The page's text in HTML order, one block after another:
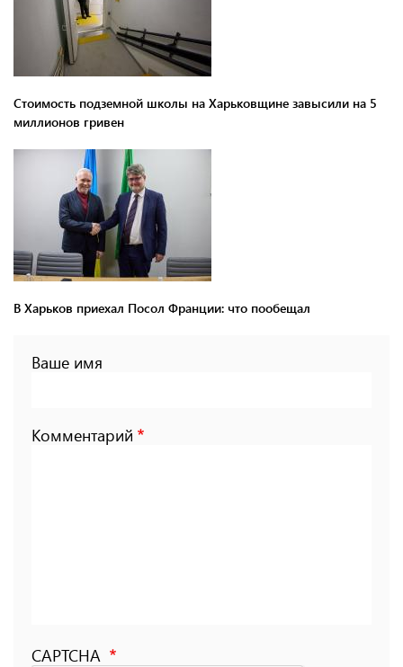
Стоимость подземной школы на Харьковщине завысили на 5
миллионов гривен
В Харьков приехал Посол Франции: что пообещал
Ваше имя
Комментарий
CAPTCHA